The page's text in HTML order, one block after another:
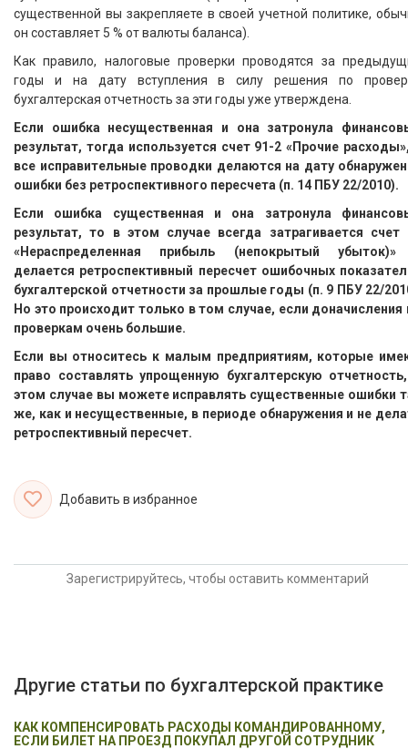
существенной вы закрепляете в своей учетной политике,
он составляет 5 % от валюты баланса).
Как правило, налоговые проверки проводятся за
годы и на дату вступления в силу решения по
бухгалтерская отчетность за эти годы уже утверждена.
Если ошибка несущественная и она затронула
результат, тогда используется счет 91-2 «Прочие
все исправительные проводки делаются на дату
ошибки без ретроспективного пересчета (п. 14 ПБУ 22/2010).
Если ошибка существенная и она затронула
результат, то в этом случае всегда затрагивается счет
«Нераспределенная прибыль (непокрытый
делается ретроспективный пересчет ошибочных
бухгалтерской отчетности за прошлые годы (п. 9 ПБУ 22/
Но это происходит только в том случае, если доначисления
проверкам очень большие.
Если вы относитесь к малым предприятиям, которые
право составлять упрощенную бухгалтерскую
этом случае вы можете исправлять существенные ошибки
же, как и несущественные, в периоде обнаружения и не
ретроспективный пересчет.
Добавить в избранное
Зарегистрируйтесь, чтобы оставить комментарий
Другие статьи по бухгалтерской практике
КАК КОМПЕНСИРОВАТЬ РАСХОДЫ КОМАНДИРОВАННОМУ,
ЕСЛИ БИЛЕТ НА ПРОЕЗД ПОКУПАЛ ДРУГОЙ СОТРУДНИК